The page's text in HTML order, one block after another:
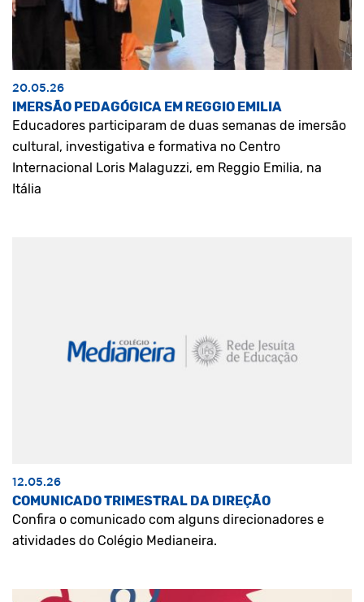
20.05.26
IMERSÃO PEDAGÓGICA EM REGGIO EMILIA
Educadores participaram de duas semanas de imersão
cultural, investigativa e formativa no Centro
Internacional Loris Malaguzzi, em Reggio Emilia, na
Itália
12.05.26
COMUNICADO TRIMESTRAL DA DIREÇÃO
Confira o comunicado com alguns direcionadores e
atividades do Colégio Medianeira.